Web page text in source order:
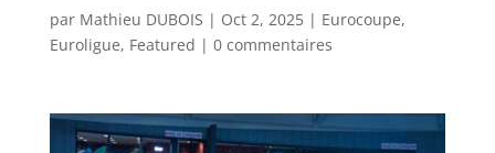
par Mathieu DUBOIS | Oct 2, 2025| Eurocoupe,
Euroligue, Featured | 0 commentaires